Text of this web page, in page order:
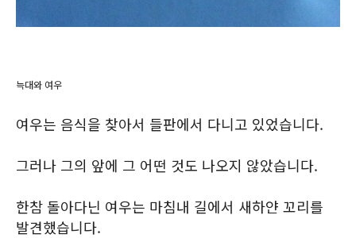
늑대와 여우
여우는 음식을 찾아서 들판에서 다니고 있었습니다.
그러나 그의 앞에 그 어떤 것도 나오지 않았습니다.
한참 돌아다닌 여우는 마침내 길에서 새하얀 꼬리를
발견했습니다.